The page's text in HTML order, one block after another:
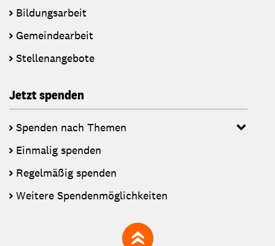
Bildungsarbeit
Gemeindearbeit
Stellenangebote
Jetzt spenden
Spenden nach Themen
Einmalig spenden
Regelmäßig spenden
Weitere Spendenmöglichkeiten